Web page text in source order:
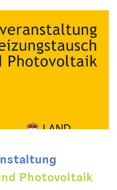
Photovoltaik